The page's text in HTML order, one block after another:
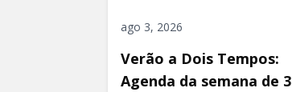
ago 3, 2026
Verão a Dois Tempos:
Agenda da semana de 3